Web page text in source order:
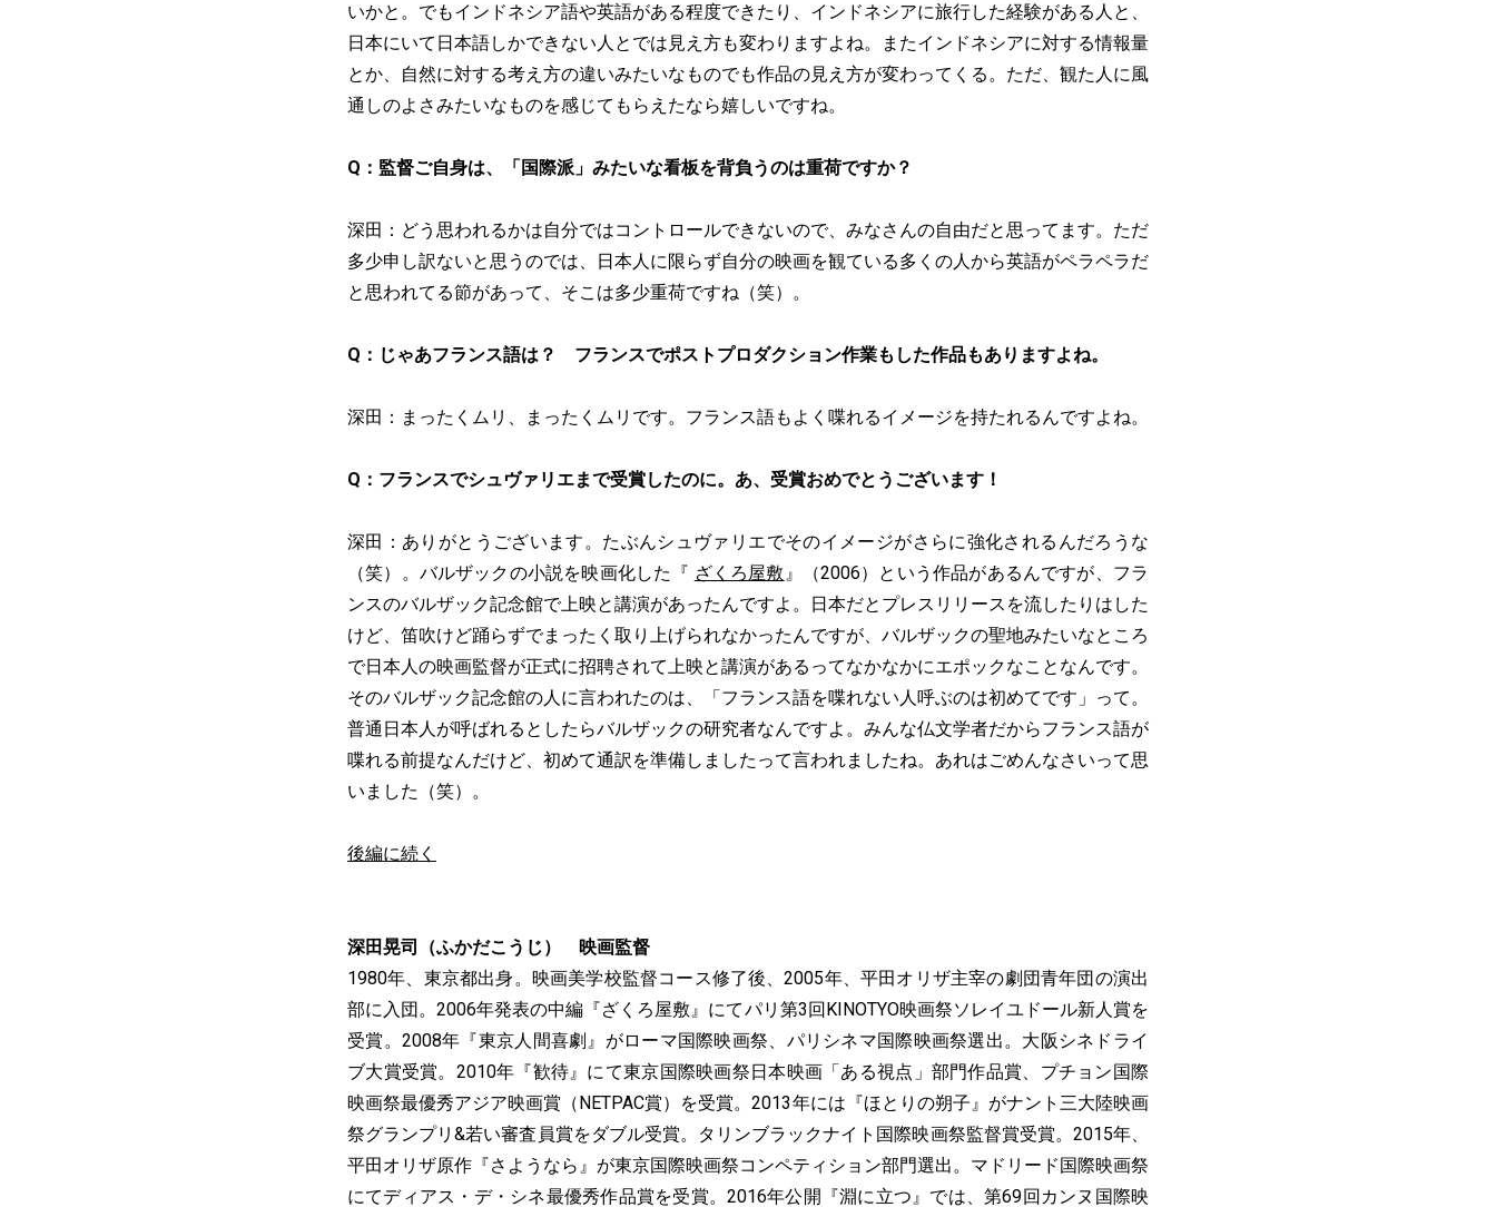
いかと。でもインドネシア語や英語がある程度できたり、インドネシアに旅行した経験がある人と、
日本にいて日本語しかできない人とでは見え方も変わりますよね。またインドネシアに対する情報量
とか、自然に対する考え方の違いみたいなものでも作品の見え方が変わってくる。ただ、観た人に風
通しのよさみたいなものを感じてもらえたなら嬉しいですね。
Q：監督ご自身は、「国際派」みたいな看板を背負うのは重荷ですか？
深田：どう思われるかは自分ではコントロールできないので、みなさんの自由だと思ってます。ただ
多少申し訳ないと思うのでは、日本人に限らず自分の映画を観ている多くの人から英語がペラペラだ
と思われてる節があって、そこは多少重荷ですね（笑）。
Q：じゃあフランス語は？ フランスでポストプロダクション作業もした作品もありますよね。
深田：まったくムリ、まったくムリです。フランス語もよく喋れるイメージを持たれるんですよね。
Q：フランスでシュヴァリエまで受賞したのに。あ、受賞おめでとうございます！
深田：ありがとうございます。たぶんシュヴァリエでそのイメージがさらに強化されるんだろうな
（笑）。バルザックの小説を映画化した『 ざくろ屋敷 』（2006）という作品があるんですが、フラ
ンスのバルザック記念館で上映と講演があったんですよ。日本だとプレスリリースを流したりはした
けど、笛吹けど踊らずでまったく取り上げられなかったんですが、バルザックの聖地みたいなところ
で日本人の映画監督が正式に招聘されて上映と講演があるってなかなかにエポックなことなんです。
そのバルザック記念館の人に言われたのは、「フランス語を喋れない人呼ぶのは初めてです」って。
普通日本人が呼ばれるとしたらバルザックの研究者なんですよ。みんな仏文学者だからフランス語が
喋れる前提なんだけど、初めて通訳を準備しましたって言われましたね。あれはごめんなさいって思
いました（笑）。
後編に続く
深田晃司（ふかだこうじ） 映画監督
1980年、東京都出身。映画美学校監督コース修了後、2005年、平田オリザ主宰の劇団青年団の演出
部に入団。2006年発表の中編『ざくろ屋敷』にてパリ第3回KINOTYO映画祭ソレイユドール新人賞を
受賞。2008年『東京人間喜劇』がローマ国際映画祭、パリシネマ国際映画祭選出。大阪シネドライ
ブ大賞受賞。2010年『歓待』にて東京国際映画祭日本映画「ある視点」部門作品賞、プチョン国際
映画祭最優秀アジア映画賞（NETPAC賞）を受賞。2013年には『ほとりの朔子』がナント三大陸映画
祭グランプリ&若い審査員賞をダブル受賞。タリンブラックナイト国際映画祭監督賞受賞。2015年、
平田オリザ原作『さようなら』が東京国際映画祭コンペティション部門選出。マドリード国際映画祭
にてディアス・デ・シネ最優秀作品賞を受賞。2016年公開『淵に立つ』では、第69回カンヌ国際映